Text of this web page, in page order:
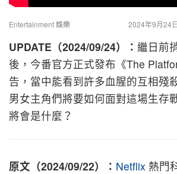
Entertainment 娛樂 2024年9月24日
UPDATE（2024/09/24）： 繼日前
後，今番官方正式發布《The
告，當中能看到許多血腥的互相殘
男女主角們將要如何面對這場生存
將會是什麼？
原文（2024/09/22）： Netflix 熱門